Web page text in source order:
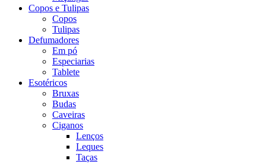
Copos e Tulipas
Copos
Tulipas
Defumadores
Em pó
Especiarias
Tablete
Esotéricos
Bruxas
Budas
Caveiras
Ciganos
Lenços
Leques
Taças